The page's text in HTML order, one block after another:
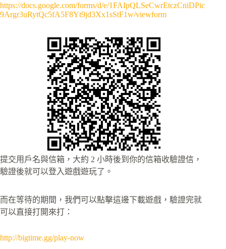
https://docs.google.com/forms/d/e/1FAIpQLSeCwrEtczCniDPic
9Argr3uRytQc5fA5F8Yt9jd3Xx1sStF1w/viewform
提交用戶名與信箱，大約 2 小時後到你的信箱收驗證信，
驗證後就可以登入遊戲遊玩了。
而在等待的期間，我們可以點擊這邊下載遊戲，驗證完就
可以直接打開來打：
http://bigtime.gg/play-now